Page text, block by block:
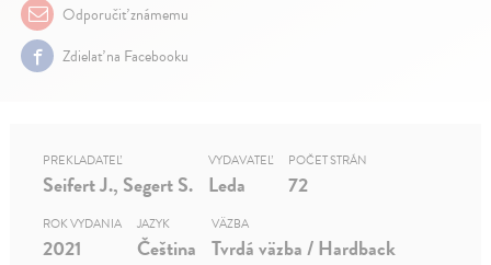
Odporučiť známemu
Zdielať na Facebooku
PREKLADATEĽ
Seifert J., Segert S.
VYDAVATEĽ
Leda
POČET STRÁN
72
ROK VYDANIA
2021
JAZYK
Čeština
VÄZBA
Tvrdá väzba / Hardback